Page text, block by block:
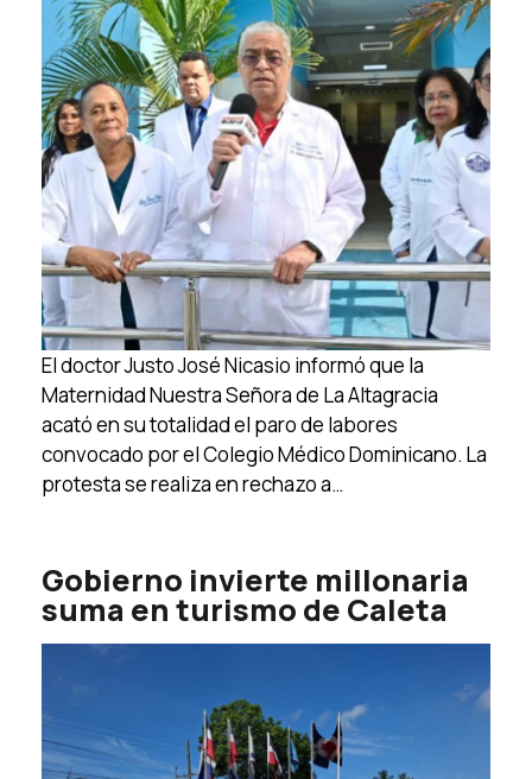
El doctor Justo José Nicasio informó que la
Maternidad Nuestra Señora de La Altagracia
acató en su totalidad el paro de labores
convocado por el Colegio Médico Dominicano. La
protesta se realiza en rechazo a…
Gobierno invierte millonaria
suma en turismo de Caleta